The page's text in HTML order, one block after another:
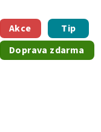
Akce
Tip
Doprava zdarma